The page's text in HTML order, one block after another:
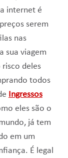
internet é
serem
nas
sua viagem
deles
todos
Ingressos
eles são o
já tem
em um
É legal